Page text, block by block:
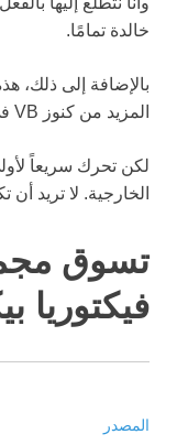
خالدة تمامًا.
بالإضافة إلى ذلك،
المزيد من كنوز VB في الشوارع قريبًا…
لكن تحرك سريعاً
الخارجية. لا تريد أن
تسوق
فيكتوريا
المصدر